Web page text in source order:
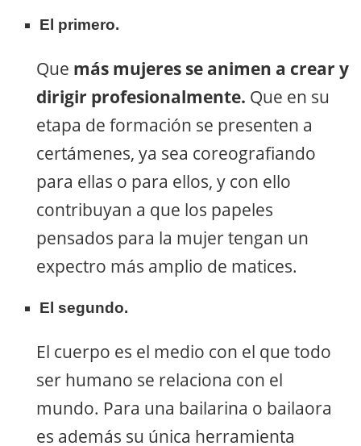
El primero.
Que más mujeres se animen a crear y
dirigir profesionalmente. Que en su
etapa de formación se presenten a
certámenes, ya sea coreografiando
para ellas o para ellos, y con ello
contribuyan a que los papeles
pensados para la mujer tengan un
expectro más amplio de matices.
El segundo.
El cuerpo es el medio con el que todo
ser humano se relaciona con el
mundo. Para una bailarina o bailaora
es además su única herramienta